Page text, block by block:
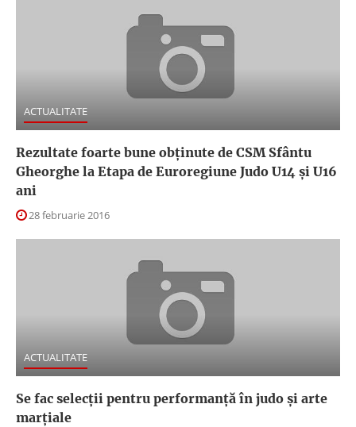
ACTUALITATE
Rezultate foarte bune obținute de CSM Sfântu
Gheorghe la Etapa de Euroregiune Judo U14 şi U16
ani
28 februarie 2016
ACTUALITATE
Se fac selecții pentru performanță în judo și arte
marțiale